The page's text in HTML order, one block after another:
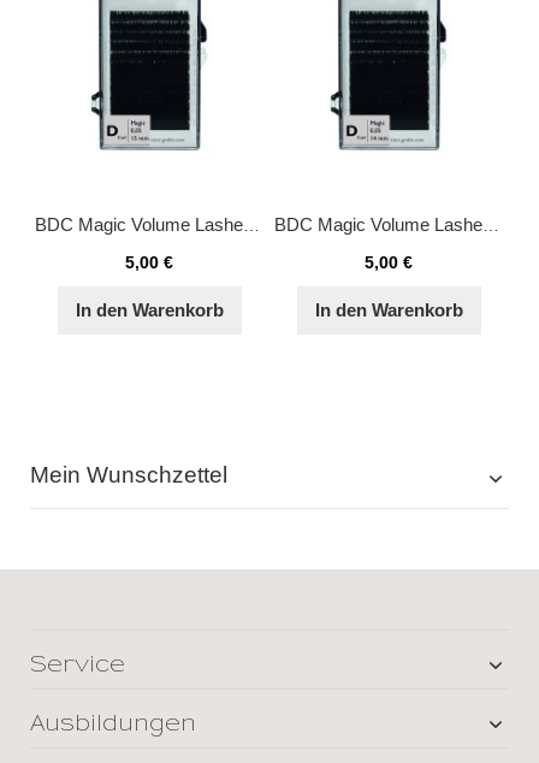
BDC Magic Volume Lashes D-Curl 0,05 - 15 mm
5,00 €
In den Warenkorb
BDC Magic Volume Lashes D-Curl 0,05 - 14 mm
5,00 €
In den Warenkorb
Mein Wunschzettel
Service
Ausbildungen